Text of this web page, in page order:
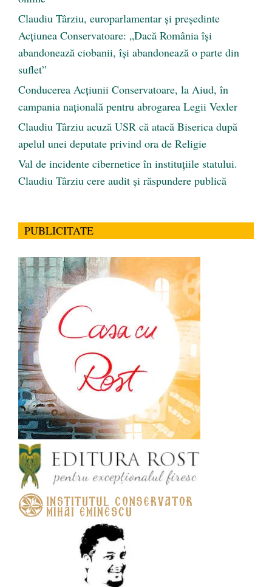
Claudiu Târziu, europarlamentar și președinte
Acțiunea Conservatoare: „Dacă România își
abandonează ciobanii, își abandonează o parte din
suflet”
Conducerea Acțiunii Conservatoare, la Aiud, în
campania națională pentru abrogarea Legii Vexler
Claudiu Târziu acuză USR că atacă Biserica după
apelul unei deputate privind ora de Religie
Val de incidente cibernetice în instituțiile statului.
Claudiu Târziu cere audit și răspundere publică
PUBLICITATE